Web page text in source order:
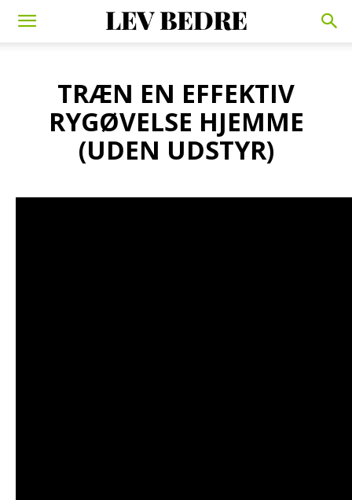
TRÆN EN EFFEKTIV
RYGØVELSE HJEMME
(UDEN UDSTYR)